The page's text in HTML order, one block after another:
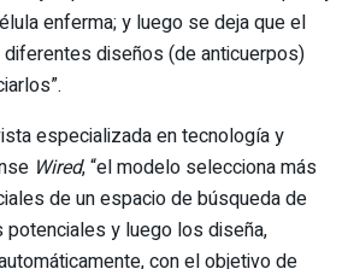
enferma; y luego se deja que el
diseños (de anticuerpos)
especializada en tecnología y
Wired, “el modelo selecciona más
de un espacio de búsqueda de
potenciales y luego los diseña,
con el objetivo de